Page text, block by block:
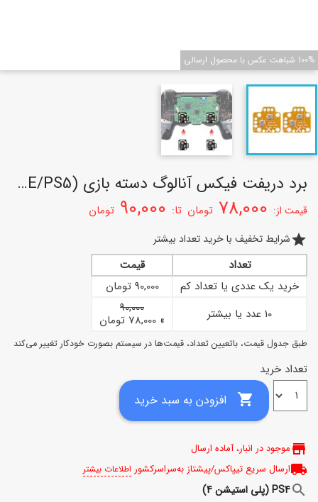
100% شباهت عکس با محصول ارسالی
برد دریفت فیکس آنالوگ دسته بازی (PS4/XBOX ONE/PS5)
قیمت از: 78,000 تومان تا: 90,000 تومان
starشرایط تخفیف با خرید تعداد بیشتر
تعداد
قیمت
خرید یک عددی یا تعداد کم
90,000 تومان
10 عدد یا بیشتر
90,000
» 78,000 تومان
طبق جدول قیمت، باتعیین تعداد، قیمت‌ها در سیستم بصورت خودکار تغییر می‌کند
تعداد خرید

storeموجود در انبار، آماده ارسال
local_shippingارسال سریع تیپاکس/پیشتاز به‌سراسرکشور اطلاعات بیشتر
searchPS4 (پلی استیشن 4)